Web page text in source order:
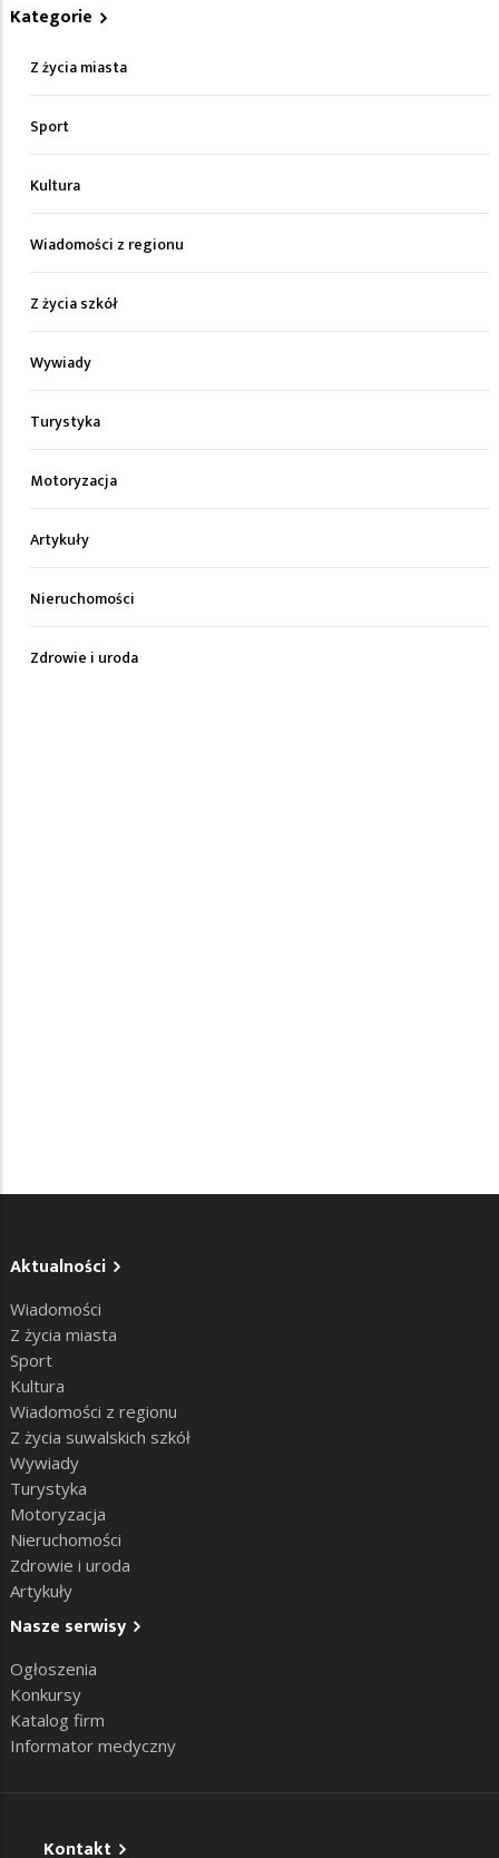
Kategorie
Z życia miasta
Sport
Kultura
Wiadomości z regionu
Z życia szkół
Wywiady
Turystyka
Motoryzacja
Artykuły
Nieruchomości
Zdrowie i uroda
Aktualności
Wiadomości
Z życia miasta
Sport
Kultura
Wiadomości z regionu
Z życia suwalskich szkół
Wywiady
Turystyka
Motoryzacja
Nieruchomości
Zdrowie i uroda
Artykuły
Nasze serwisy
Ogłoszenia
Konkursy
Katalog firm
Informator medyczny
Kontakt